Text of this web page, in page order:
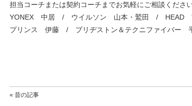
担当コーチまたは契約コーチまでお気軽にご相談ください
YONEX 中居 / ウイルソン 山本・鷲田 / HEAD
プリンス 伊藤 / ブリヂストン＆テクニファイバー
« 昔の記事